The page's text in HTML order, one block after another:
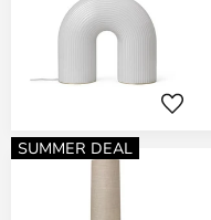
SUMMER DEAL